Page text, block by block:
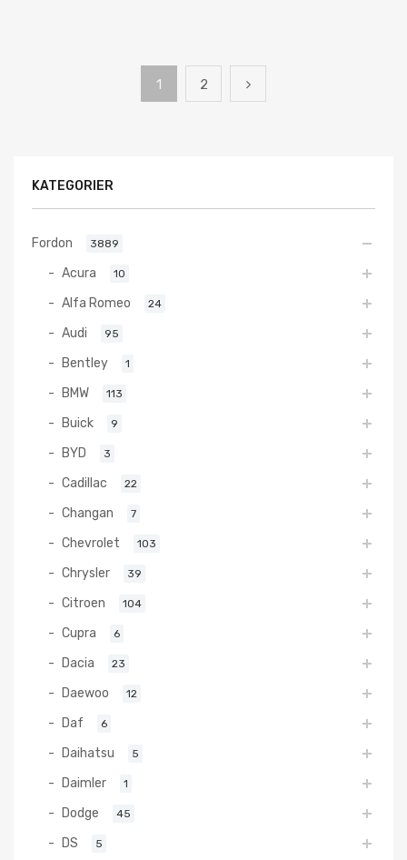
1 2
KATEGORIER
Fordon 3889
Acura 10
Alfa Romeo 24
Audi 95
Bentley 1
BMW 113
Buick 9
BYD 3
Cadillac 22
Changan 7
Chevrolet 103
Chrysler 39
Citroen 104
Cupra 6
Dacia 23
Daewoo 12
Daf 6
Daihatsu 5
Daimler 1
Dodge 45
DS 5